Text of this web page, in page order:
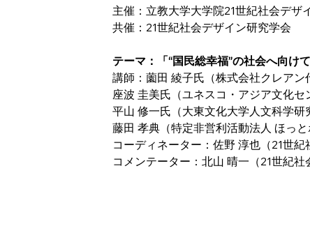
主催：立教大学大学院21世紀社会デザ
共催：21世紀社会デザイン研究学会
テーマ：「“国民総幸福”の社会へ向け
講師：薗田 綾子氏（株式会社クレア
座波 圭美氏（ユネスコ・アジア文化セ
平山 修一氏（大東文化大学人文科学研
藤田 孝典（特定非営利活動法人 ほっ
コーディネーター：佐野 淳也（21世
コメンテーター：北山 晴一（21世紀